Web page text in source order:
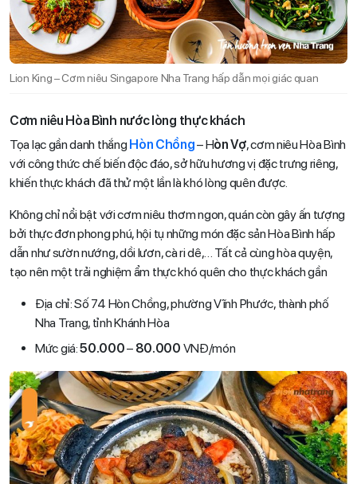
Lion King – Cơm niêu Singapore Nha Trang hấp dẫn mọi giác quan
Cơm niêu Hòa Bình nước lòng thực khách
Tọa lạc gần danh thắng Hòn Chồng– Hòn Vợ, cơm niêu Hòa Bình
với công thức chế biến độc đáo, sở hữu hương vị đặc trưng riêng,
khiến thực khách đã thử một lần là khó lòng quên được.
Không chỉ nổi bật với cơm niêu thơm ngon, quán còn gây ấn tượng
bởi thực đơn phong phú, hội tụ những món đặc sản Hòa Bình hấp
dẫn như sườn nướng, dồi lươn, cà ri dê,… Tất cả cùng hòa quyện,
tạo nên một trải nghiệm ẩm thực khó quên cho thực khách gần
Địa chỉ: Số 74 Hòn Chồng, phường Vĩnh Phước, thành phố
Nha Trang, tỉnh Khánh Hòa
Mức giá:50.000– 80.000 VNĐ/món